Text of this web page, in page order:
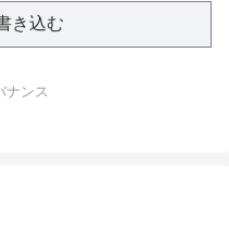
き込む
ナンス